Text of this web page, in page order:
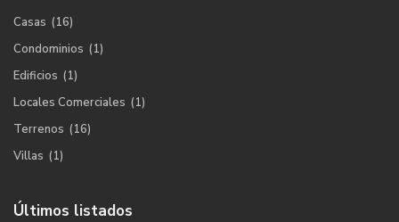
Casas (16)
Condominios (1)
Edificios (1)
Locales Comerciales (1)
Terrenos (16)
Villas (1)
Últimos listados